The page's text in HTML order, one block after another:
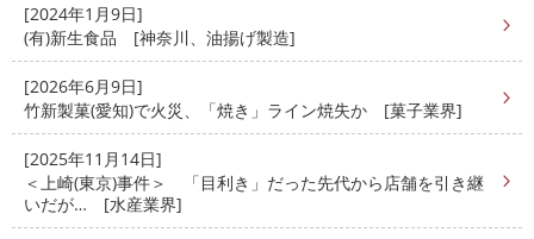
[2024年1月9日]
(有)新生食品 [神奈川、油揚げ製造]
[2026年6月9日]
竹新製菓(愛知)で火災、「焼き」ライン焼失か [菓子業界]
[2025年11月14日]
＜上崎(東京)事件＞ 「目利き」だった先代から店舗を引き継
いだが… [水産業界]